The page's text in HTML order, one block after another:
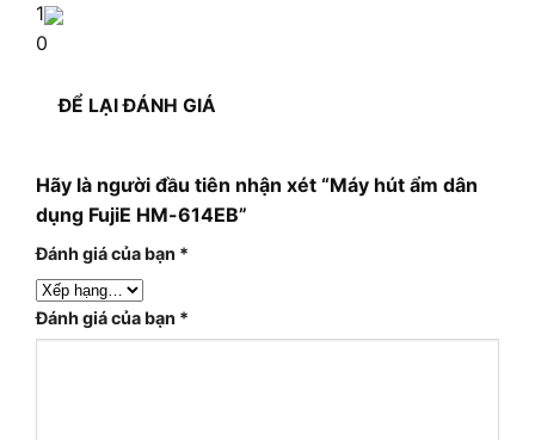
1
0
ĐỂ LẠI ĐÁNH GIÁ
Hãy là người đầu tiên nhận xét “Máy hút ẩm dân
dụng FujiE HM-614EB”
Đánh giá của bạn *
Đánh giá của bạn *